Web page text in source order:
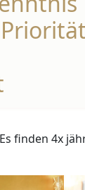
finden 4x